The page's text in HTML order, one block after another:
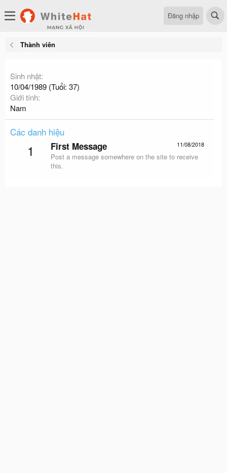
Đăng nhập
Thành viên
Sinh nhật
10/04/1989 (Tuổi: 37)
Giới tính
Nam
Các danh hiệu
1 11/08/2018
First Message
Post a message somewhere on the site to receive
this.